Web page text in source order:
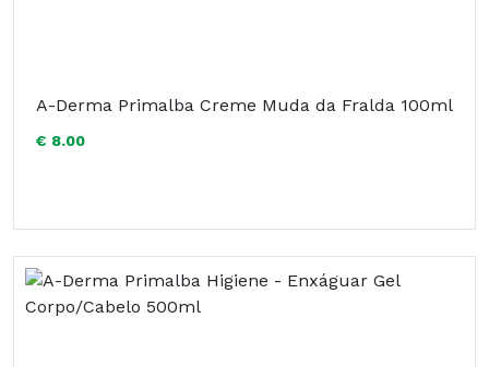
A-Derma Primalba Creme Muda da Fralda 100ml
€ 8.00